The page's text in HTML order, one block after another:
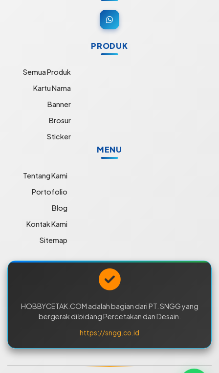
PRODUK
Semua Produk
Kartu Nama
Banner
Brosur
Sticker
MENU
Tentang Kami
Portofolio
Blog
Kontak Kami
Sitemap
HOBBYCETAK.COM adalah bagian dari PT. SNGG yang
bergerak di bidang Percetakan dan Desain.
https://sngg.co.id